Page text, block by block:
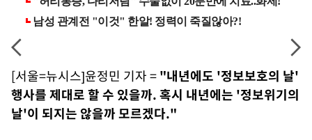
[서울=뉴시스]윤정민 기자 ="내년에도 '정보보호의 날'
행사를 제대로 할 수 있을까. 혹시 내년에는 '정보위기의
날'이 되지는 않을까 모르겠다."